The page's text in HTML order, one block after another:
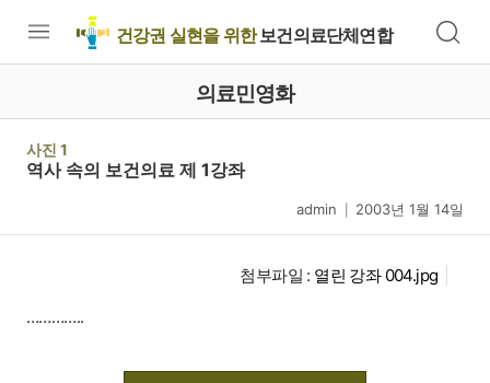
건강권 실현을 위한보건의료단체연합
의료민영화
사진 1
역사 속의 보건의료 제 1강좌
admin 2003년 1월 14일
첨부파일 : 열린 강좌 004.jpg
…………..